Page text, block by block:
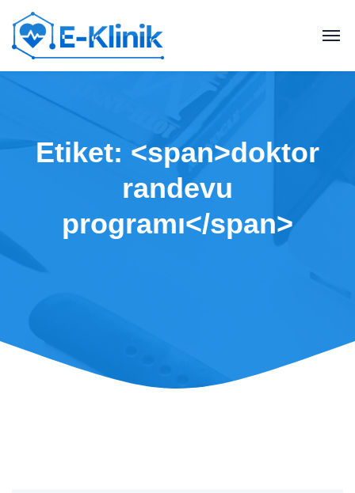
Etiket: <span>doktor
randevu
programı</span>